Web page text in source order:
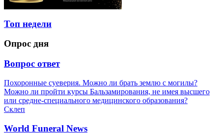
Топ недели
Опрос дня
Вопрос ответ
Похоронные суеверия. Можно ли брать землю с могилы?
Можно ли пройти курсы Бальзамирования, не имея высшего
или средне-специального медицинского образования?
Склеп
World Funeral News